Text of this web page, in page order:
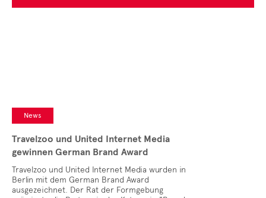
News
Travelzoo und United Internet Media
gewinnen German Brand Award
Travelzoo und United Internet Media wurden in
Berlin mit dem German Brand Award
ausgezeichnet. Der Rat der Formgebung